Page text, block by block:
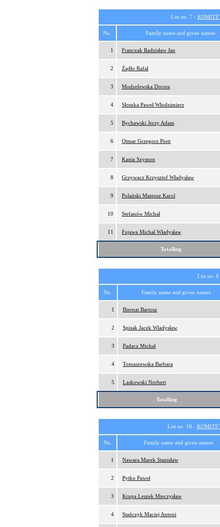
List no. 7 -
No. Family name and given names
1 Franczak Radzisław Jan
2 Żądło Rafał
3 Modzelewska Dorota
4 Słomka Paweł Włodzimierz
5 Bychawski Jerzy Adam
6 Otmar Grzegorz Piotr
7 Kania Szymon
8 Grzywacz Krzysztof Władysław
9 Polański Mateusz Karol
10 Stefanów Michał
11 Fujawa Michał Władysław
Totalling
List no.
No. Family name and given names
1 Biernat Bartosz
2 Spisak Jacek Władysław
3 Padacz Michał
4 Tomaszewska Barbara
5 Laskowski Norbert
Totalling
List no. 10 -
No. Family name and given names
1 Nawara Marek Stanisław
2 Pytko Paweł
3 Krupa Leszek Mieczysław
4 Stańczyk Maciej Antoni